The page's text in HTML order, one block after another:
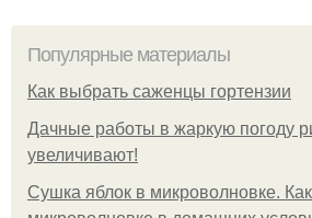
Популярные материалы
Как выбрать саженцы гортензии
Дачные работы в жаркую погоду
увеличивают!
Сушка яблок в микроволновке.